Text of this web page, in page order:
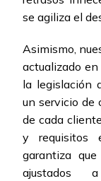
se agiliza el
Asimismo,
actualizado
la legislación
un servicio de
de cada
y requisitos
garantiza
ajustados